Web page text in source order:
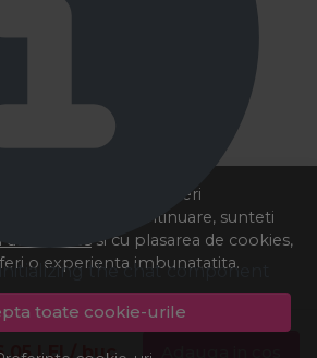
LEI / buc
pentru a va oferi
Navigand in continuare, sunteti
de cookies si cu plasarea de cookies,
o experienta imbunatatita.
toate cookie-urile
the chat component